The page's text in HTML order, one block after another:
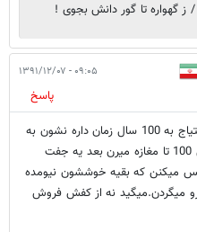
گهواره تا گور دانش بجوی !
۰۹:۰۵ - ۱۳۹۱/۱۲/۰۷
پاسخ
پيدا كردن كييس مورد علاقه خانم ها احتياج به 100 سال زمان داره نشون به
اون نشون كه براي خريد يك جفت كفش 100 تا مغازه ميرن بعد يه جفت
ميكنن كه بقيه خوششون نيومده
100تا مغزه ديگرو ميگردن.ميگيد نه از كفش فروش